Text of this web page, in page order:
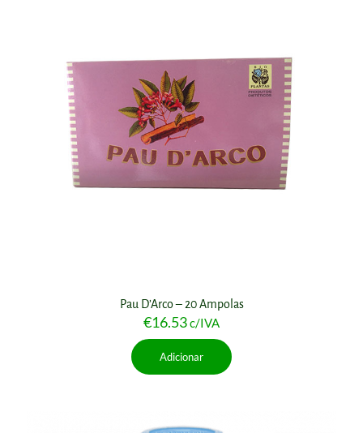
Pau D’Arco – 20 Ampolas
€16.53c/IVA
Adicionar